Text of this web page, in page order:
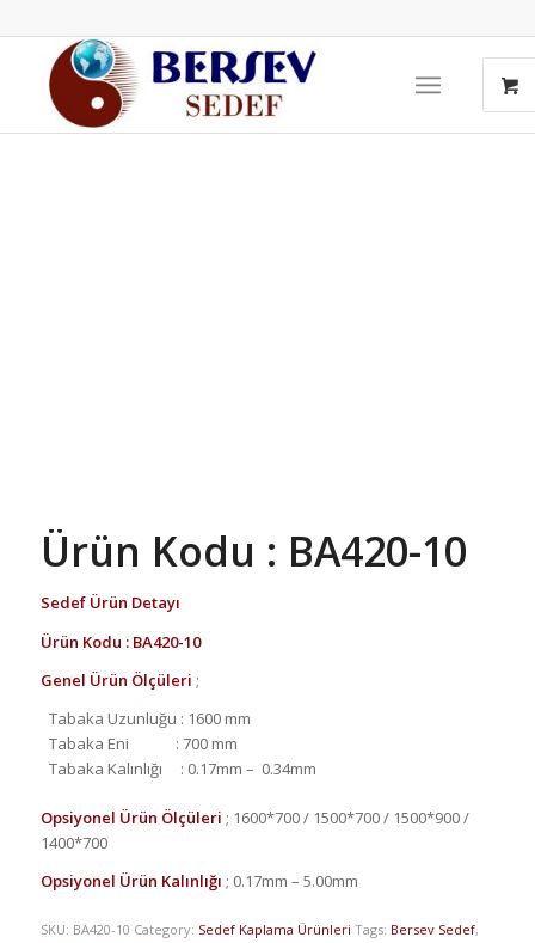
Ürün Kodu : BA420-10
Sedef Ürün Detayı
Ürün Kodu : BA420-10
Genel Ürün Ölçüleri ;
Tabaka Uzunluğu : 1600 mm
Tabaka Eni
: 700 mm
Tabaka Kalınlığı : 0.17mm – 0.34mm
Opsiyonel Ürün Ölçüleri ; 1600*700 / 1500*700 / 1500*900 /
1400*700
Opsiyonel Ürün Kalınlığı ; 0.17mm – 5.00mm
SKU: BA420-10 Category: Sedef Kaplama Ürünleri Tags: Bersev Sedef,